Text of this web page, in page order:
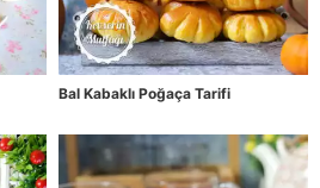
Bal Kabaklı Poğaça Tarifi